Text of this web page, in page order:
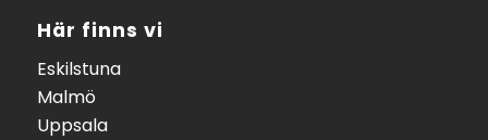
Här finns vi
Eskilstuna
Malmö
Uppsala